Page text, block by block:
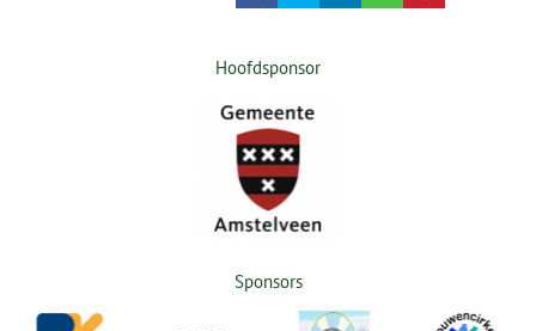
Hoofdsponsor
Sponsors